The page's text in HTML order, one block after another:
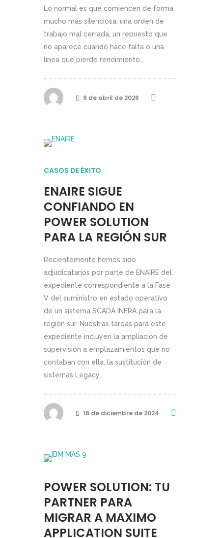
Lo normal es que comiencen de forma
mucho más silenciosa: una orden de
trabajo mal cerrada, un repuesto que
no aparece cuando hace falta o una
línea que pierde rendimiento...
9 de abril de 2026
CASOS DE ÉXITO
ENAIRE SIGUE
CONFIANDO EN
POWER SOLUTION
PARA LA REGIÓN SUR
Recientemente hemos sido
adjudicatarios por parte de ENAIRE del
expediente correspondiente a la Fase
V del suministro en estado operativo
de un sistema SCADA INFRA para la
región sur. Nuestras tareas para este
expediente incluyen la ampliación de
supervisión a emplazamientos que no
contaban con ella, la sustitución de
sistemas Legacy...
18 de diciembre de 2024
POWER SOLUTION: TU
PARTNER PARA
MIGRAR A MAXIMO
APPLICATION SUITE